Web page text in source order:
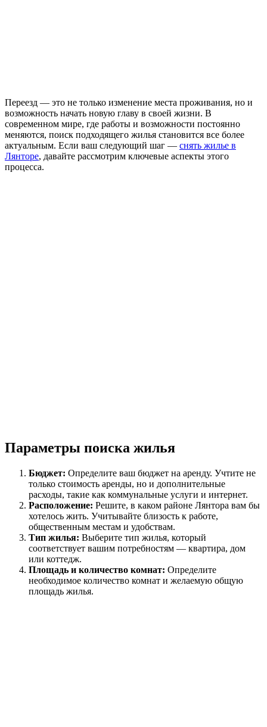
Переезд — это не только изменение места проживания, но и
возможность начать новую главу в своей жизни. В
современном мире, где работы и возможности постоянно
меняются, поиск подходящего жилья становится все более
актуальным. Если ваш следующий шаг — снять жилье в
Лянторе, давайте рассмотрим ключевые аспекты этого
процесса.
Параметры поиска жилья
Бюджет: Определите ваш бюджет на аренду. Учтите не
только стоимость аренды, но и дополнительные
расходы, такие как коммунальные услуги и интернет.
Расположение: Решите, в каком районе Лянтора вам бы
хотелось жить. Учитывайте близость к работе,
общественным местам и удобствам.
Тип жилья: Выберите тип жилья, который
соответствует вашим потребностям — квартира, дом
или коттедж.
Площадь и количество комнат: Определите
необходимое количество комнат и желаемую общую
площадь жилья.